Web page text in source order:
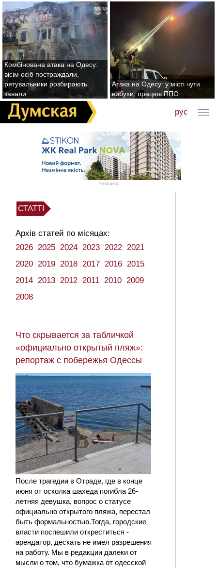
Комбінована атака на Одесу:
вісім осіб постраждали,
рятувальники розбирають
завали
Атака на Одесу: у місті чути
вибухи, працює ППО
рус
Реклама
СТАТТІ
Архів статей по місяцах:
2026 2025 2024 2023 2022 2021
2020 2019 2018 2017 2016 2015
2014 2013 2012 2011 2010 2009
2008
Что скрывается за табличкой
«официально открытый пляж»:
репортаж с побережья Одессы
После трагедии в Отраде, где в конце
июня от осколка шахеда погибла 26-
летняя девушка, вопрос о статусе
официально открытого пляжа, перестал
быть формальностью.Тогда, городские
власти поспешили откреститься -
арендатор, дескать не имел разрешения
на работу. Мы в редакции далеки от
мысли о том, что бумажка от одесской